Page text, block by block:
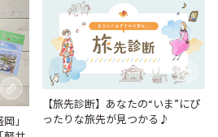
」
【旅先診断】あなたの“いま”にぴ
ったりな旅先が見つかる♪